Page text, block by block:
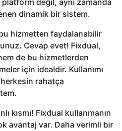
dinamik bir sistem.
hizmetten faydalanabilir
Cevap evet! Fixdual,
de bu hizmetlerden
için idealdir. Kullanımı
rahatça
kısmı! Fixdual kullanmanın
avantaj var. Daha verimli bir